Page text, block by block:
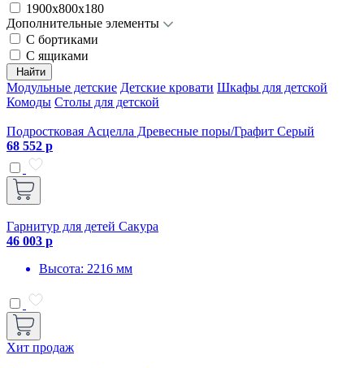
1900х800х180
Дополнительные элементы
С бортиками
С ящиками
Найти
Модульные детские Детские кровати Шкафы для детской
Комоды Столы для детской
Подростковая Асцелла Древесные поры/Графит Серый
68 552 р
Гарнитур для детей Сакура
46 003 р
Высота: 2216 мм
Хит продаж